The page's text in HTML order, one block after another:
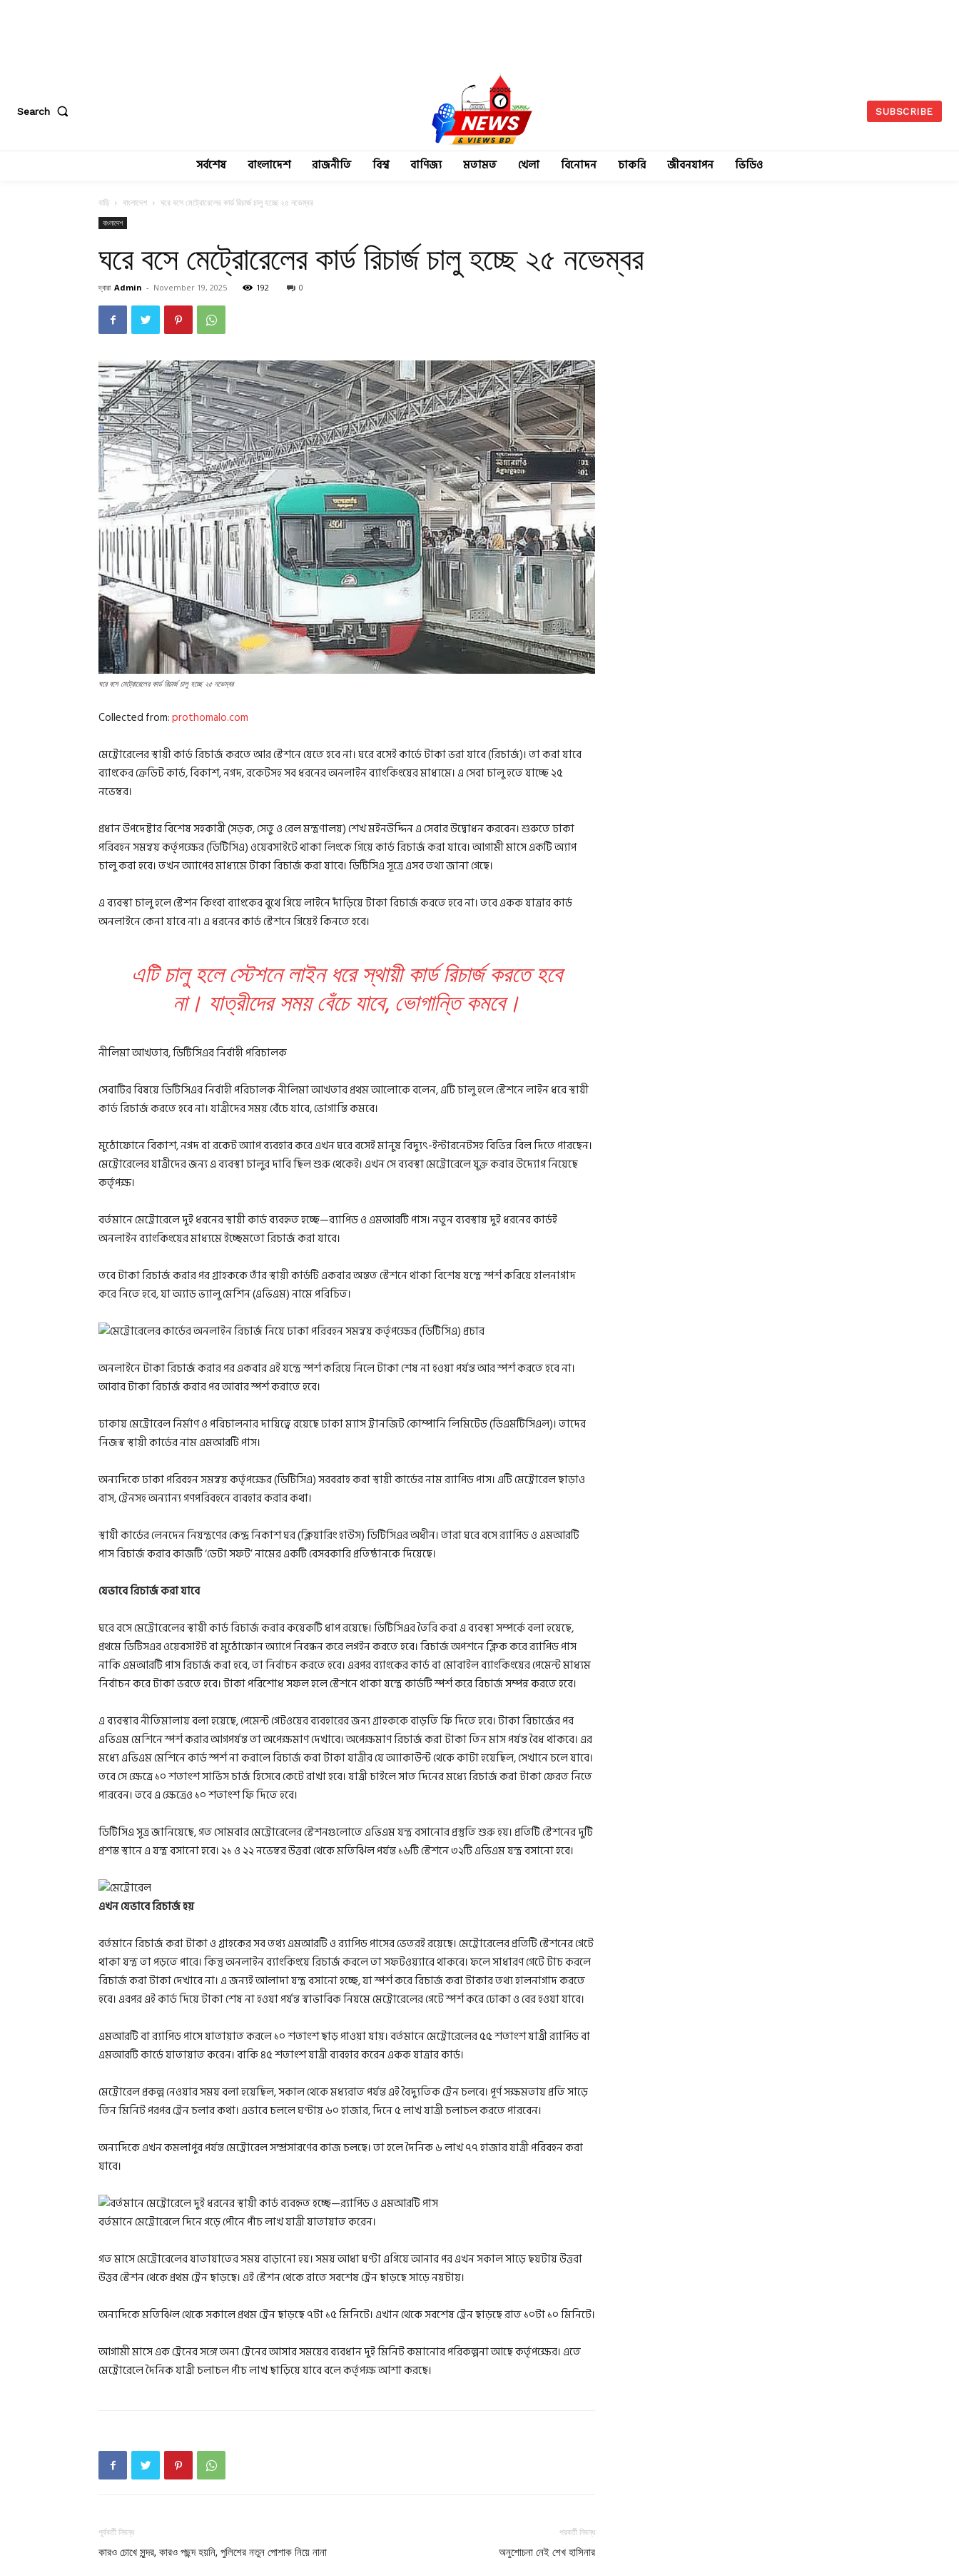
Search SUBSCRIBE
সর্বশেষ বাংলাদেশ রাজনীতি বিশ্ব বাণিজ্য মতামত খেলা বিনোদন চাকরি জীবনযাপন ভিডিও
বাড়ি বাংলাদেশ ঘরে বসে মেট্রোরেলের কার্ড রিচার্জ চালু হচ্ছে ২৫ নভেম্বর
বাংলাদেশ
ঘরে বসে মেট্রোরেলের কার্ড রিচার্জ চালু হচ্ছে ২৫ নভেম্বর
দ্বারা Admin - November 19, 2025 192 0
ঘরে বসে মেট্রোরেলের কার্ড রিচার্জ চালু হচ্ছে ২৫ নভেম্বর
Collected from:prothomalo.com
মেট্রোরেলের স্থায়ী কার্ড রিচার্জ করতে আর স্টেশনে যেতে হবে না। ঘরে বসেই কার্ডে টাকা ভরা যাবে (রিচার্জ)। তা করা যাবে
ব্যাংকের ক্রেডিট কার্ড, বিকাশ, নগদ, রকেটসহ সব ধরনের অনলাইন ব্যাংকিংয়ের মাধ্যমে। এ সেবা চালু হতে যাচ্ছে ২৫
নভেম্বর।
প্রধান উপদেষ্টার বিশেষ সহকারী (সড়ক, সেতু ও রেল মন্ত্রণালয়) শেখ মইনউদ্দিন এ সেবার উদ্বোধন করবেন। শুরুতে ঢাকা
পরিবহন সমন্বয় কর্তৃপক্ষের (ডিটিসিএ) ওয়েবসাইটে থাকা লিংকে গিয়ে কার্ড রিচার্জ করা যাবে। আগামী মাসে একটি অ্যাপ
চালু করা হবে। তখন অ্যাপের মাধ্যমে টাকা রিচার্জ করা যাবে। ডিটিসিএ সূত্রে এসব তথ্য জানা গেছে।
এ ব্যবস্থা চালু হলে স্টেশন কিংবা ব্যাংকের বুথে গিয়ে লাইনে দাঁড়িয়ে টাকা রিচার্জ করতে হবে না। তবে একক যাত্রার কার্ড
অনলাইনে কেনা যাবে না। এ ধরনের কার্ড স্টেশনে গিয়েই কিনতে হবে।
এটি চালু হলে স্টেশনে লাইন ধরে স্থায়ী কার্ড রিচার্জ করতে হবে
না। যাত্রীদের সময় বেঁচে যাবে, ভোগান্তি কমবে।
নীলিমা আখতার, ডিটিসিএর নির্বাহী পরিচালক
সেবাটির বিষয়ে ডিটিসিএর নির্বাহী পরিচালক নীলিমা আখতার প্রথম আলোকে বলেন, এটি চালু হলে স্টেশনে লাইন ধরে স্থায়ী
কার্ড রিচার্জ করতে হবে না। যাত্রীদের সময় বেঁচে যাবে, ভোগান্তি কমবে।
মুঠোফোনে বিকাশ, নগদ বা রকেট অ্যাপ ব্যবহার করে এখন ঘরে বসেই মানুষ বিদ্যুৎ-ইন্টারনেটসহ বিভিন্ন বিল দিতে পারছেন।
মেট্রোরেলের যাত্রীদের জন্য এ ব্যবস্থা চালুর দাবি ছিল শুরু থেকেই। এখন সে ব্যবস্থা মেট্রোরেলে যুক্ত করার উদ্যোগ নিয়েছে
কর্তৃপক্ষ।
বর্তমানে মেট্রোরেলে দুই ধরনের স্থায়ী কার্ড ব্যবহৃত হচ্ছে—র‍্যাপিড ও এমআরটি পাস। নতুন ব্যবস্থায় দুই ধরনের কার্ডই
অনলাইন ব্যাংকিংয়ের মাধ্যমে ইচ্ছেমতো রিচার্জ করা যাবে।
তবে টাকা রিচার্জ করার পর গ্রাহককে তাঁর স্থায়ী কার্ডটি একবার অন্তত স্টেশনে থাকা বিশেষ যন্ত্রে স্পর্শ করিয়ে হালনাগাদ
করে নিতে হবে, যা অ্যাড ভ্যালু মেশিন (এভিএম) নামে পরিচিত।
অনলাইনে টাকা রিচার্জ করার পর একবার এই যন্ত্রে স্পর্শ করিয়ে নিলে টাকা শেষ না হওয়া পর্যন্ত আর স্পর্শ করতে হবে না।
আবার টাকা রিচার্জ করার পর আবার স্পর্শ করাতে হবে।
ঢাকায় মেট্রোরেল নির্মাণ ও পরিচালনার দায়িত্বে রয়েছে ঢাকা ম্যাস ট্রানজিট কোম্পানি লিমিটেড (ডিএমটিসিএল)। তাদের
নিজস্ব স্থায়ী কার্ডের নাম এমআরটি পাস।
অন্যদিকে ঢাকা পরিবহন সমন্বয় কর্তৃপক্ষের (ডিটিসিএ) সরবরাহ করা স্থায়ী কার্ডের নাম র‍্যাপিড পাস। এটি মেট্রোরেল ছাড়াও
বাস, ট্রেনসহ অন্যান্য গণপরিবহনে ব্যবহার করার কথা।
স্থায়ী কার্ডের লেনদেন নিয়ন্ত্রণের কেন্দ্র নিকাশ ঘর (ক্লিয়ারিং হাউস) ডিটিসিএর অধীন। তারা ঘরে বসে র‍্যাপিড ও এমআরটি
পাস রিচার্জ করার কাজটি ‘ডেটা সফট’ নামের একটি বেসরকারি প্রতিষ্ঠানকে দিয়েছে।
যেভাবে রিচার্জ করা যাবে
ঘরে বসে মেট্রোরেলের স্থায়ী কার্ড রিচার্জ করার কয়েকটি ধাপ রয়েছে। ডিটিসিএর তৈরি করা এ ব্যবস্থা সম্পর্কে বলা হয়েছে,
প্রথমে ডিটিসএর ওয়েবসাইট বা মুঠোফোন অ্যাপে নিবন্ধন করে লগইন করতে হবে। রিচার্জ অপশনে ক্লিক করে র‍্যাপিড পাস
নাকি এমআরটি পাস রিচার্জ করা হবে, তা নির্বাচন করতে হবে। এরপর ব্যাংকের কার্ড বা মোবাইল ব্যাংকিংয়ের পেমেন্ট মাধ্যম
নির্বাচন করে টাকা ভরতে হবে। টাকা পরিশোধ সফল হলে স্টেশনে থাকা যন্ত্রে কার্ডটি স্পর্শ করে রিচার্জ সম্পন্ন করতে হবে।
এ ব্যবস্থার নীতিমালায় বলা হয়েছে, পেমেন্ট গেটওয়ের ব্যবহারের জন্য গ্রাহককে বাড়তি ফি দিতে হবে। টাকা রিচার্জের পর
এভিএম মেশিনে স্পর্শ করার আগপর্যন্ত তা অপেক্ষমাণ দেখাবে। অপেক্ষমাণ রিচার্জ করা টাকা তিন মাস পর্যন্ত বৈধ থাকবে। এর
মধ্যে এভিএম মেশিনে কার্ড স্পর্শ না করালে রিচার্জ করা টাকা যাত্রীর যে অ্যাকাউন্ট থেকে কাটা হয়েছিল, সেখানে চলে যাবে।
তবে সে ক্ষেত্রে ১০ শতাংশ সার্ভিস চার্জ হিসেবে কেটে রাখা হবে। যাত্রী চাইলে সাত দিনের মধ্যে রিচার্জ করা টাকা ফেরত নিতে
পারবেন। তবে এ ক্ষেত্রেও ১০ শতাংশ ফি দিতে হবে।
ডিটিসিএ সূত্র জানিয়েছে, গত সোমবার মেট্রোরেলের স্টেশনগুলোতে এভিএম যন্ত্র বসানোর প্রস্তুতি শুরু হয়। প্রতিটি স্টেশনের দুটি
প্রশস্ত স্থানে এ যন্ত্র বসানো হবে। ২১ ও ২২ নভেম্বর উত্তরা থেকে মতিঝিল পর্যন্ত ১৬টি স্টেশনে ৩২টি এভিএম যন্ত্র বসানো হবে।
এখন যেভাবে রিচার্জ হয়
বর্তমানে রিচার্জ করা টাকা ও গ্রাহকের সব তথ্য এমআরটি ও র‍্যাপিড পাসের ভেতরই রয়েছে। মেট্রোরেলের প্রতিটি স্টেশনের গেটে
থাকা যন্ত্র তা পড়তে পারে। কিন্তু অনলাইন ব্যাংকিংয়ে রিচার্জ করলে তা সফটওয়্যারে থাকবে। ফলে সাধারণ গেটে টাচ করলে
রিচার্জ করা টাকা দেখাবে না। এ জন্যই আলাদা যন্ত্র বসানো হচ্ছে, যা স্পর্শ করে রিচার্জ করা টাকার তথ্য হালনাগাদ করতে
হবে। এরপর এই কার্ড দিয়ে টাকা শেষ না হওয়া পর্যন্ত স্বাভাবিক নিয়মে মেট্রোরেলের গেটে স্পর্শ করে ঢোকা ও বের হওয়া যাবে।
এমআরটি বা র‍্যাপিড পাসে যাতায়াত করলে ১০ শতাংশ ছাড় পাওয়া যায়। বর্তমানে মেট্রোরেলের ৫৫ শতাংশ যাত্রী র‍্যাপিড বা
এমআরটি কার্ডে যাতায়াত করেন। বাকি ৪৫ শতাংশ যাত্রী ব্যবহার করেন একক যাত্রার কার্ড।
মেট্রোরেল প্রকল্প নেওয়ার সময় বলা হয়েছিল, সকাল থেকে মধ্যরাত পর্যন্ত এই বৈদ্যুতিক ট্রেন চলবে। পূর্ণ সক্ষমতায় প্রতি সাড়ে
তিন মিনিট পরপর ট্রেন চলার কথা। এভাবে চললে ঘণ্টায় ৬০ হাজার, দিনে ৫ লাখ যাত্রী চলাচল করতে পারবেন।
অন্যদিকে এখন কমলাপুর পর্যন্ত মেট্রোরেল সম্প্রসারণের কাজ চলছে। তা হলে দৈনিক ৬ লাখ ৭৭ হাজার যাত্রী পরিবহন করা
যাবে।
বর্তমানে মেট্রোরেলে দিনে গড়ে পৌনে পাঁচ লাখ যাত্রী যাতায়াত করেন।
গত মাসে মেট্রোরেলের যাতায়াতের সময় বাড়ানো হয়। সময় আধা ঘণ্টা এগিয়ে আনার পর এখন সকাল সাড়ে ছয়টায় উত্তরা
উত্তর স্টেশন থেকে প্রথম ট্রেন ছাড়ছে। এই স্টেশন থেকে রাতে সবশেষ ট্রেন ছাড়ছে সাড়ে নয়টায়।
অন্যদিকে মতিঝিল থেকে সকালে প্রথম ট্রেন ছাড়ছে ৭টা ১৫ মিনিটে। এখান থেকে সবশেষ ট্রেন ছাড়ছে রাত ১০টা ১০ মিনিটে।
আগামী মাসে এক ট্রেনের সঙ্গে অন্য ট্রেনের আসার সময়ের ব্যবধান দুই মিনিট কমানোর পরিকল্পনা আছে কর্তৃপক্ষের। এতে
মেট্রোরেলে দৈনিক যাত্রী চলাচল পাঁচ লাখ ছাড়িয়ে যাবে বলে কর্তৃপক্ষ আশা করছে।
পূর্ববর্তী নিবন্ধ
কারও চোখে সুন্দর, কারও পছন্দ হয়নি, পুলিশের নতুন পোশাক নিয়ে নানা
পরবর্তী নিবন্ধ
অনুশোচনা নেই শেখ হাসিনার